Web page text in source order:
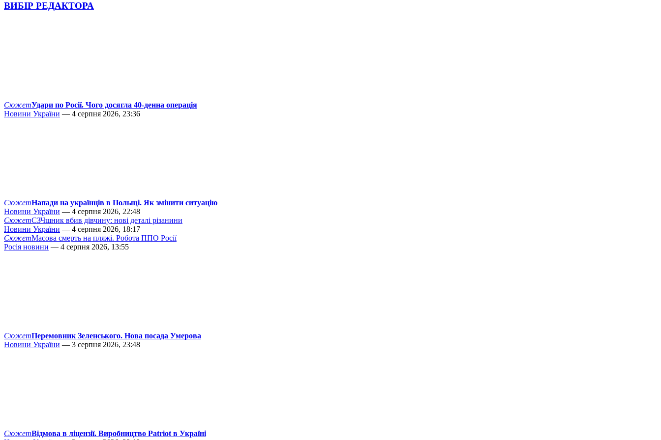
ВИБІР РЕДАКТОРА
СюжетУдари по Росії. Чого досягла 40-денна операція
Новини України — 4 серпня 2026, 23:36
СюжетНапади на українців в Польщі. Як змінити ситуацію
Новини України — 4 серпня 2026, 22:48
СюжетСЗЧшник вбив дівчину: нові деталі різанини
Новини України — 4 серпня 2026, 18:17
СюжетМасова смерть на пляжі. Робота ППО Росії
Росія новини — 4 серпня 2026, 13:55
СюжетПеремовник Зеленського. Нова посада Умерова
Новини України — 3 серпня 2026, 23:48
СюжетВідмова в ліцензії. Виробництво Patriot в Україні